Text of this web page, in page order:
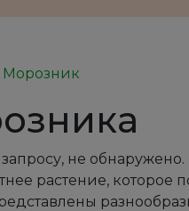
Морозник
не обнаружено.
растение,